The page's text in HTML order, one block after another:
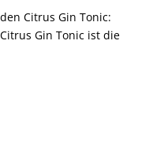
Citrus Gin Tonic:
Gin Tonic ist die